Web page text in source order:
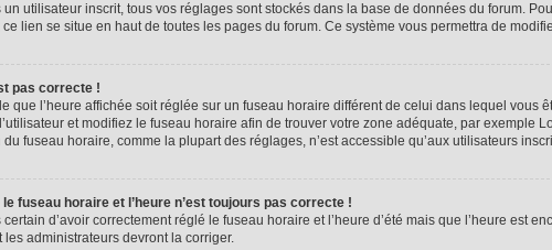
un utilisateur inscrit, tous vos réglages sont stockés dans la base de données du forum.
ce lien se situe en haut de toutes les pages du forum. Ce système vous permettra de
pas correcte !
que l’heure affichée soit réglée sur un fuseau horaire différent de celui dans lequel vous
et modifiez le fuseau horaire afin de trouver votre zone adéquate, par exemple
fuseau horaire, comme la plupart des réglages, n’est accessible qu’aux utilisateurs
le fuseau horaire et l’heure n’est toujours pas correcte !
d’avoir correctement réglé le fuseau horaire et l’heure d’été mais que l’heure est
les administrateurs devront la corriger.